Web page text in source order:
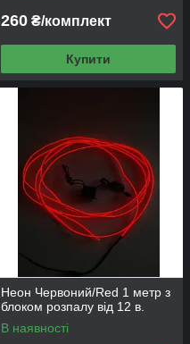
260 ₴/комплект
Купити
Неон Червоний/Red 1 метр з
блоком розпалу від 12 в.
В наявності